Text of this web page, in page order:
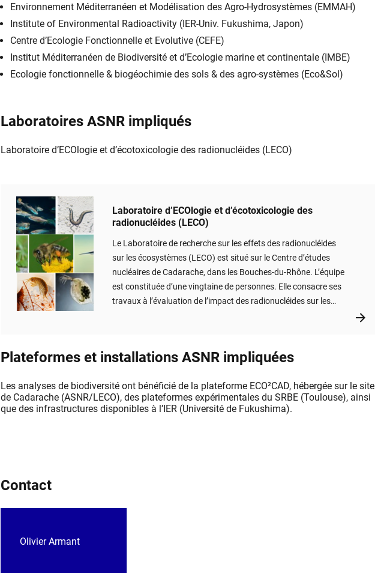
Environnement Méditerranéen et Modélisation des Agro-Hydrosystèmes (EMMAH)
Institute of Environmental Radioactivity (IER-Univ. Fukushima, Japon)
Centre d’Ecologie Fonctionnelle et Evolutive (CEFE)
Institut Méditerranéen de Biodiversité et d’Ecologie marine et continentale (IMBE)
Ecologie fonctionnelle & biogéochimie des sols & des agro-systèmes (Eco&Sol)
Laboratoires ASNR impliqués
Laboratoire d’ECOlogie et d’écotoxicologie des radionucléides (LECO)
Laboratoire d’ECOlogie et d’écotoxicologie des
radionucléides (LECO)
Le Laboratoire de recherche sur les effets des radionucléides
sur les écosystèmes (LECO) est situé sur le Centre d’études
nucléaires de Cadarache, dans les Bouches-du-Rhône. L’équipe
est constituée d’une vingtaine de personnes. Elle consacre ses
travaux à l’évaluation de l’impact des radionucléides sur les
Plateformes et installations ASNR impliquées
Les analyses de biodiversité ont bénéficié de la plateforme ECO²CAD, hébergée sur le site
de Cadarache (ASNR/LECO), des plateformes expérimentales du SRBE (Toulouse), ainsi
que des infrastructures disponibles à l’IER (Université de Fukushima).
Contact
Olivier Armant